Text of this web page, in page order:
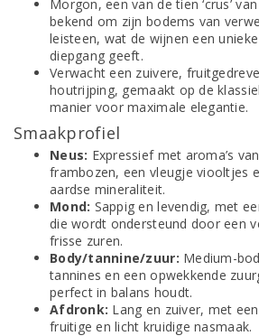
Morgon, een van de tien ‘crus’
bekend om zijn bodems van
leisteen, wat de wijnen een
diepgang geeft.
Verwacht een zuivere,
houtrijping, gemaakt op de
manier voor maximale elegantie.
Smaakprofiel
Neus: Expressief met aroma’s
frambozen, een vleugje viooltjes
aardse mineraliteit.
Mond: Sappig en levendig, met
die wordt ondersteund door een
frisse zuren.
Body/tannine/zuur: Medium-
tannines en een opwekkende
perfect in balans houdt.
Afdronk: Lang en zuiver, met
fruitige en licht kruidige nasmaak.